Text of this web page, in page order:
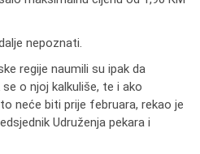
nepoznati.
regije naumili su ipak da
o njoj kalkuliše, te i ako
neće biti prije februara, rekao je
Udruženja pekara i